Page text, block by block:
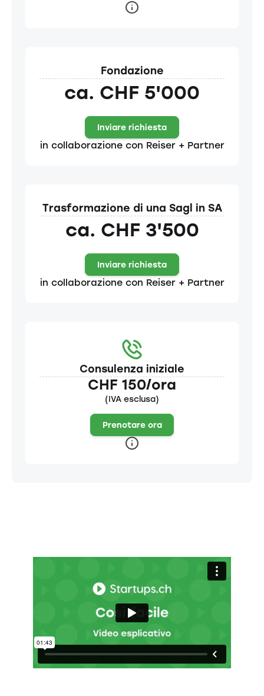
Fondazione
ca. CHF 5'000
Inviare richiesta
in collaborazione con Reiser + Partner
Trasformazione di una Sagl in SA
ca. CHF 3'500
Inviare richiesta
in collaborazione con Reiser + Partner
Consulenza iniziale
CHF 150/ora
(IVA esclusa)
Prenotare ora